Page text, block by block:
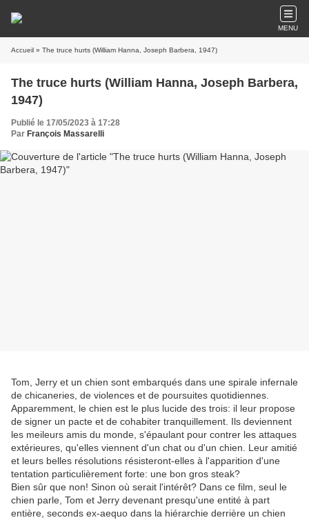
MENU
Accueil » The truce hurts (William Hanna, Joseph Barbera, 1947)
The truce hurts (William Hanna, Joseph Barbera,
1947)
Publié le 17/05/2023 à 17:28
Par François Massarelli
Tom, Jerry et un chien sont embarqués dans une spirale infernale
de chicaneries, de violences et de poursuites quotidiennes.
Apparemment, le chien est le plus lucide des trois: il leur propose
de signer un pacte et de cohabiter tranquillement. Ils deviennent
les meileurs amis du monde, s'épaulant pour contrer les attaques
extérieures, qu'elles viennent d'un chat ou d'un chien. Leur amitié
et leurs belles résolutions résisteront-elles à l'apparition d'une
tentation particulièrement forte: une bon gros steak?
Bien sûr que non! Sinon où serait l'intérêt? Dans ce film, seul le
chien parle, Tom et Jerry devenant presqu'une entité à part
entière, seconds ex-aequo dans la hiérarchie derrière un chien